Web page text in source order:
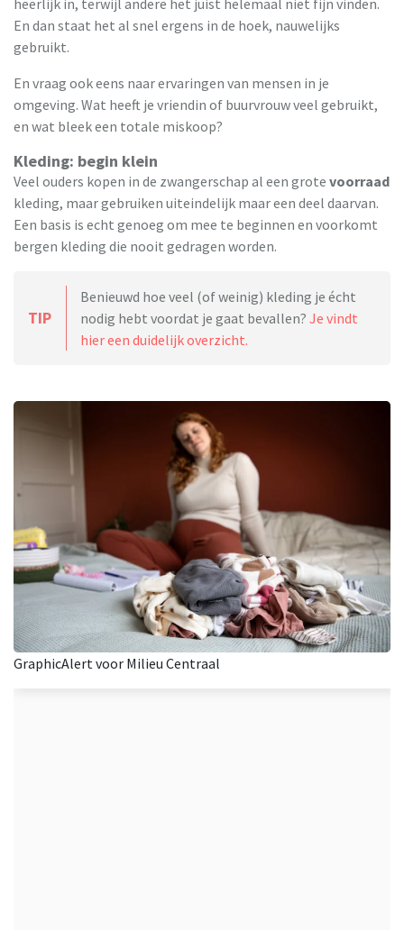
heerlijk in, terwijl andere het juist helemaal niet fijn vinden.
En dan staat het al snel ergens in de hoek, nauwelijks
gebruikt.
En vraag ook eens naar ervaringen van mensen in je
omgeving. Wat heeft je vriendin of buurvrouw veel gebruikt,
en wat bleek een totale miskoop?
Kleding: begin klein
Veel ouders kopen in de zwangerschap al een grote voorraad
kleding, maar gebruiken uiteindelijk maar een deel daarvan.
Een basis is echt genoeg om mee te beginnen en voorkomt
bergen kleding die nooit gedragen worden.
TIP
Benieuwd hoe veel (of weinig) kleding je écht
nodig hebt voordat je gaat bevallen? Je vindt
hier een duidelijk overzicht.
GraphicAlert voor Milieu Centraal